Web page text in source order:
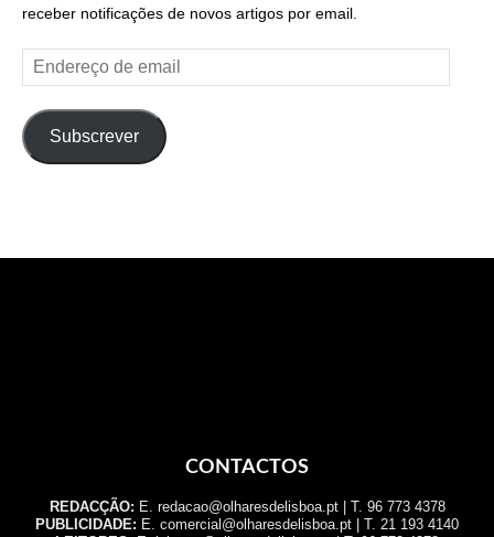
receber notificações de novos artigos por email.
Endereço
de
Subscrever
CONTACTOS
REDACÇÃO: E. redacao@olharesdelisboa.pt | T. 96 773 4378
PUBLICIDADE: E. comercial@olharesdelisboa.pt | T. 21 193 4140